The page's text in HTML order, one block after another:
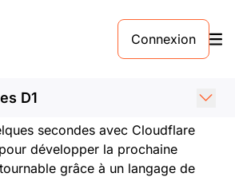
Connexion
D1
D1
secondes avec Cloudflare
développer la prochaine
grâce à un langage de